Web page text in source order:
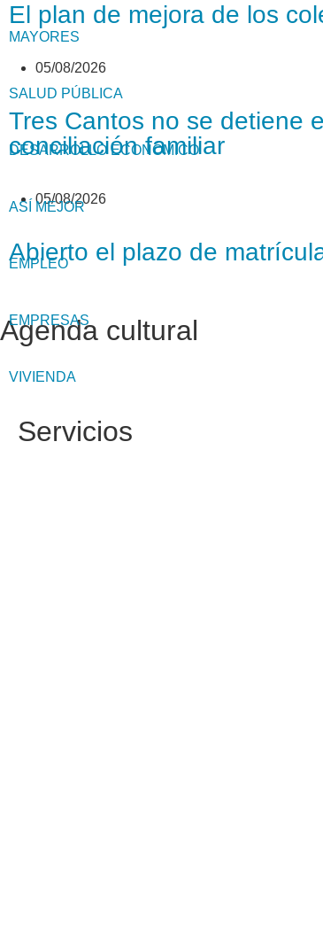
MAYORES
SALUD PÚBLICA
DESARROLLO ECONÓMICO
ASÍ MEJOR
EMPLEO
EMPRESAS
VIVIENDA
El plan de mejora de los
05/08/2026
Tres Cantos no se detiene
conciliación familiar
05/08/2026
Abierto el plazo de
Agenda cultural
Servicios